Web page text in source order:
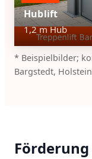
Hublift
1,2 m Hub
* Beispielbilder;
Bargstedt,